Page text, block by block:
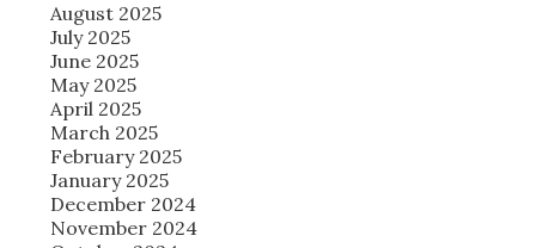
August 2025
July 2025
June 2025
May 2025
April 2025
March 2025
February 2025
January 2025
December 2024
November 2024